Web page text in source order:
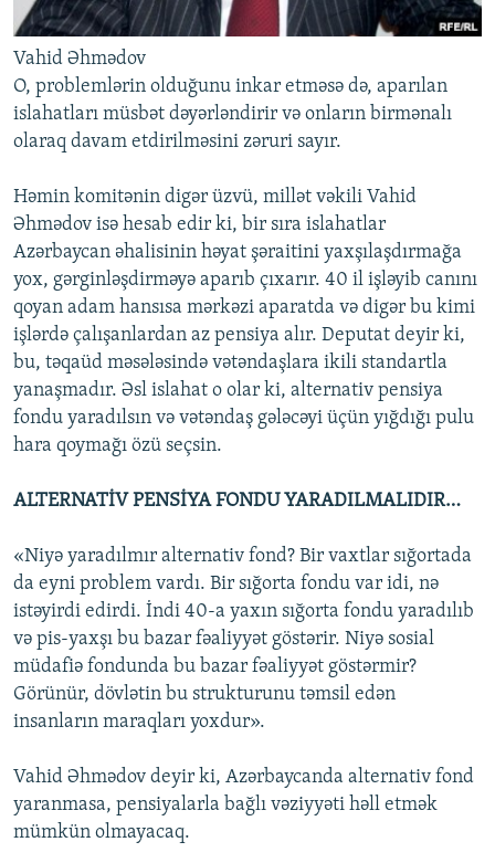
Vahid Əhmədov
O, problemlərin olduğunu inkar etməsə də, aparılan
islahatları müsbət dəyərləndirir və onların birmənalı
olaraq davam etdirilməsini zəruri sayır.
Həmin komitənin digər üzvü, millət vəkili Vahid
Əhmədov isə hesab edir ki, bir sıra islahatlar
Azərbaycan əhalisinin həyat şəraitini yaxşılaşdırmağa
yox, gərginləşdirməyə aparıb çıxarır. 40 il işləyib canını
qoyan adam hansısa mərkəzi aparatda və digər bu kimi
işlərdə çalışanlardan az pensiya alır. Deputat deyir ki,
bu, təqaüd məsələsində vətəndaşlara ikili standartla
yanaşmadır. Əsl islahat o olar ki, alternativ pensiya
fondu yaradılsın və vətəndaş gələcəyi üçün yığdığı pulu
hara qoymağı özü seçsin.
ALTERNATİV PENSİYA FONDU YARADILMALIDIR…
«Niyə yaradılmır alternativ fond? Bir vaxtlar sığortada
da eyni problem vardı. Bir sığorta fondu var idi, nə
istəyirdi edirdi. İndi 40-a yaxın sığorta fondu yaradılıb
və pis-yaxşı bu bazar fəaliyyət göstərir. Niyə sosial
müdafiə fondunda bu bazar fəaliyyət göstərmir?
Görünür, dövlətin bu strukturunu təmsil edən
insanların maraqları yoxdur».
Vahid Əhmədov deyir ki, Azərbaycanda alternativ fond
yaranmasa, pensiyalarla bağlı vəziyyəti həll etmək
mümkün olmayacaq.